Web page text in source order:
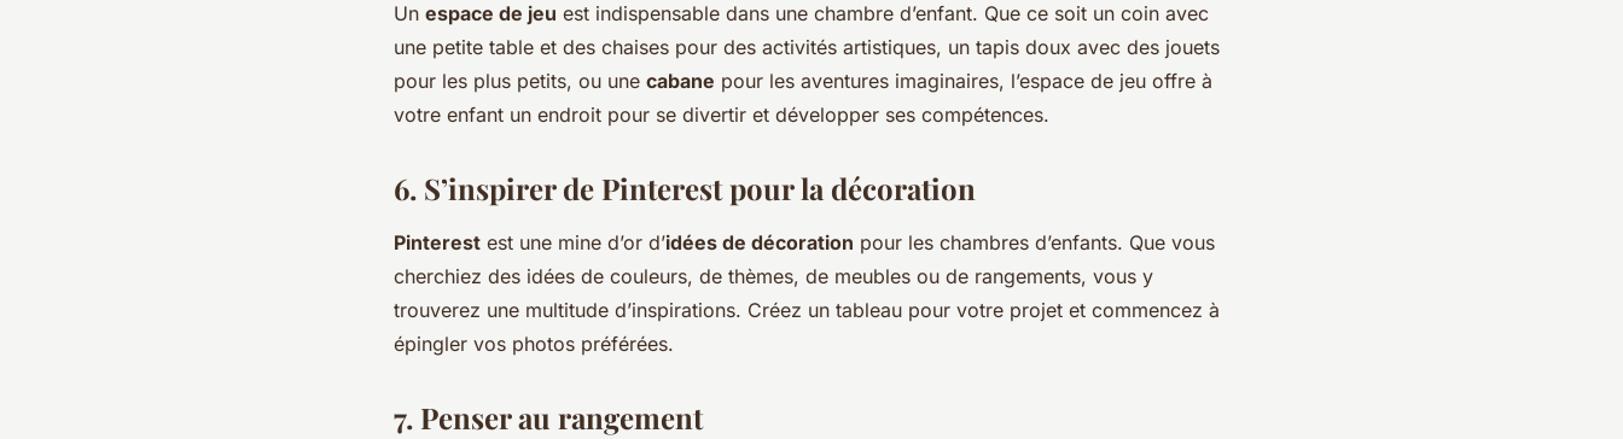
Un espace de jeu est indispensable dans une chambre d’enfant. Que ce soit un coin avec
une petite table et des chaises pour des activités artistiques, un tapis doux avec des jouets
pour les plus petits, ou une cabane pour les aventures imaginaires, l’espace de jeu offre à
votre enfant un endroit pour se divertir et développer ses compétences.
6. S’inspirer de Pinterest pour la décoration
Pinterest est une mine d’or d’idées de décoration pour les chambres d’enfants. Que vous
cherchiez des idées de couleurs, de thèmes, de meubles ou de rangements, vous y
trouverez une multitude d’inspirations. Créez un tableau pour votre projet et commencez à
épingler vos photos préférées.
7. Penser au rangement